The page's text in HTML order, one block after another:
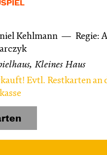
Kehlmann
Regie:
Kleines Haus
Evtl. Restkarten an